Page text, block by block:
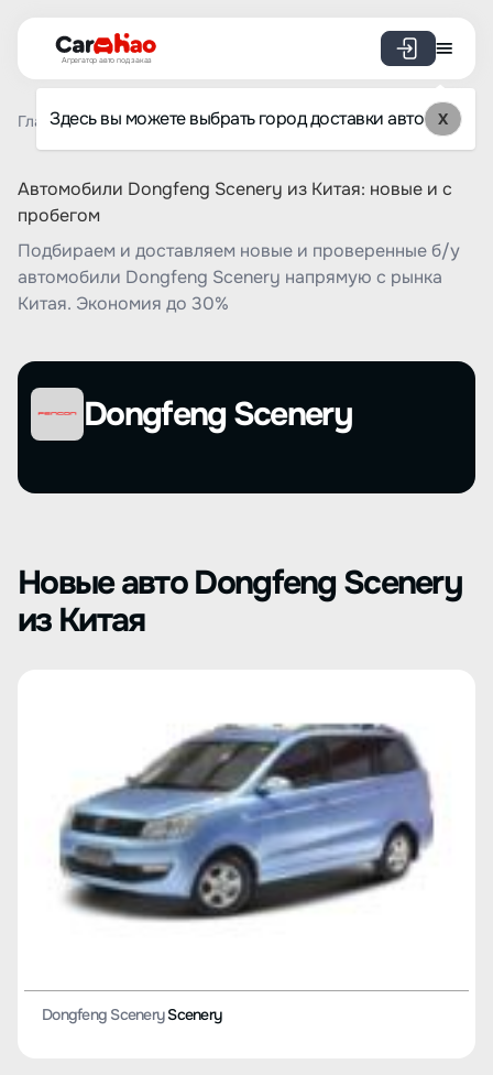
Агрегатор авто под заказ
Здесь вы можете выбрать город доставки авто X
Главная Список брендов Dongfeng Scenery
Автомобили Dongfeng Scenery из Китая: новые и с
пробегом
Подбираем и доставляем новые и проверенные б/у
автомобили Dongfeng Scenery напрямую с рынка
Китая. Экономия до 30%
Dongfeng Scenery
Новые авто Dongfeng Scenery
из Китая
Dongfeng SceneryScenery